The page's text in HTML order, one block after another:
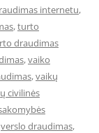
internetu,
,turto
draudimas
,vaiko
,vaikų
civilinės
verslo draudimas,